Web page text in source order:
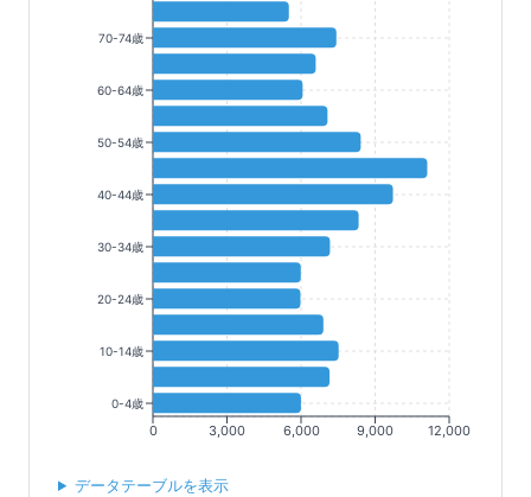
0 3,000 6,000 9,000 12,000
70-74歳
60-64歳
50-54歳
40-44歳
30-34歳
20-24歳
10-14歳
0-4歳
データテーブルを表示